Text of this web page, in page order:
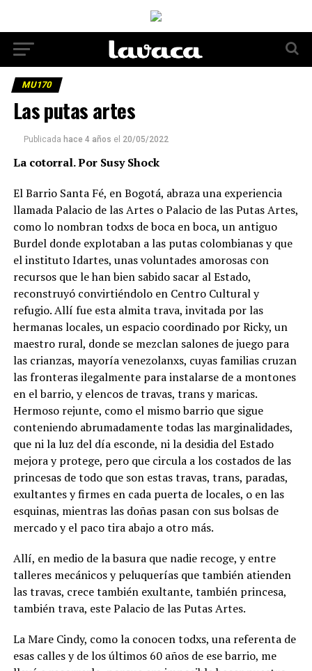
MU170
Las putas artes
Publicada hace 4 años el 20/05/2022
La cotorral. Por Susy Shock
El Barrio Santa Fé, en Bogotá, abraza una experiencia
llamada Palacio de las Artes o Palacio de las Putas Artes,
como lo nombran todxs de boca en boca, un antiguo
Burdel donde explotaban a las putas colombianas y que
el instituto Idartes, unas voluntades amorosas con
recursos que le han bien sabido sacar al Estado,
reconstruyó convirtiéndolo en Centro Cultural y
refugio. Allí fue esta almita trava, invitada por las
hermanas locales, un espacio coordinado por Ricky, un
maestro rural, donde se mezclan salones de juego para
las crianzas, mayoría venezolanxs, cuyas familias cruzan
las fronteras ilegalmente para instalarse de a montones
en el barrio, y elencos de travas, trans y maricas.
Hermoso rejunte, como el mismo barrio que sigue
conteniendo abrumadamente todas las marginalidades,
que ni la luz del día esconde, ni la desidia del Estado
mejora y protege, pero que circula a los costados de las
princesas de todo que son estas travas, trans, paradas,
exultantes y firmes en cada puerta de locales, o en las
esquinas, mientras las doñas pasan con sus bolsas de
mercado y el paco tira abajo a otro más.
Allí, en medio de la basura que nadie recoge, y entre
talleres mecánicos y peluquerías que también atienden
las travas, crece también exultante, también princesa,
también trava, este Palacio de las Putas Artes.
La Mare Cindy, como la conocen todxs, una referenta de
esas calles y de los últimos 60 años de ese barrio, me